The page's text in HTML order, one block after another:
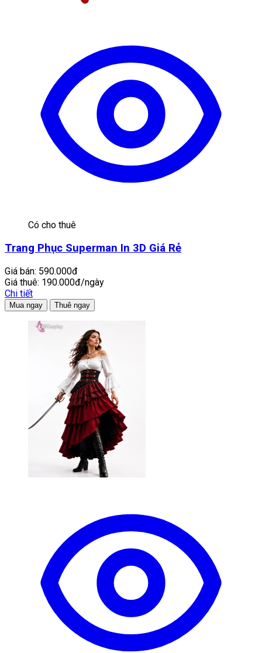
Có cho thuê
Trang Phục Superman In 3D Giá Rẻ
Giá bán: 590.000đ
Giá thuê: 190.000đ/ngày
Chi tiết
Mua ngay Thuê ngay